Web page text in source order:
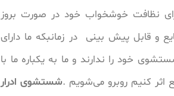
نظافت خوشخواب خود در صورت بروز
و قابل پیش بینی در زمانبکه ما دارای
خود را ندارند و ما به یکباره ما با
کنیم روبرو می‌شویم .شستشوی ادرار